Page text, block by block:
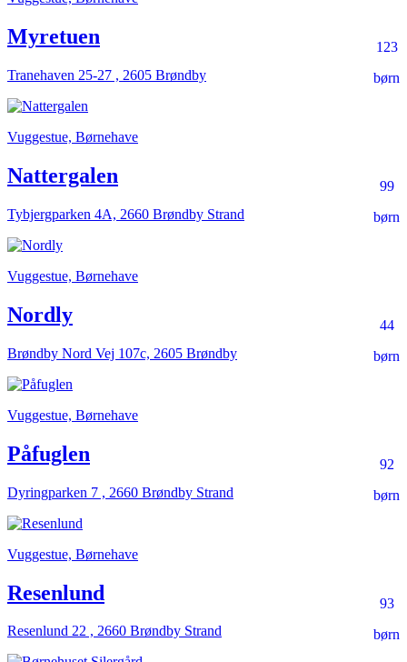
123
børn
Myretuen
Tranehaven 25-27 , 2605 Brøndby
Vuggestue, Børnehave
99
børn
Nattergalen
Tybjergparken 4A, 2660 Brøndby Strand
Vuggestue, Børnehave
44
børn
Nordly
Brøndby Nord Vej 107c, 2605 Brøndby
Vuggestue, Børnehave
92
børn
Påfuglen
Dyringparken 7 , 2660 Brøndby Strand
Vuggestue, Børnehave
93
børn
Resenlund
Resenlund 22 , 2660 Brøndby Strand